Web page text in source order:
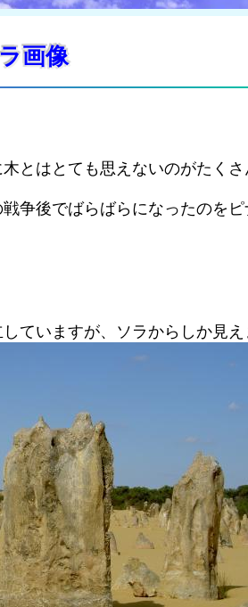
画像
とはとても思えないのがたくさ
争後でばらばらになったのを
ていますが、ソラからしか見え